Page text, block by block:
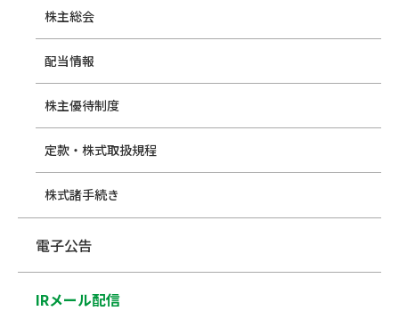
株主総会
配当情報
株主優待制度
定款・株式取扱規程
株式諸手続き
電子公告
IRメール配信